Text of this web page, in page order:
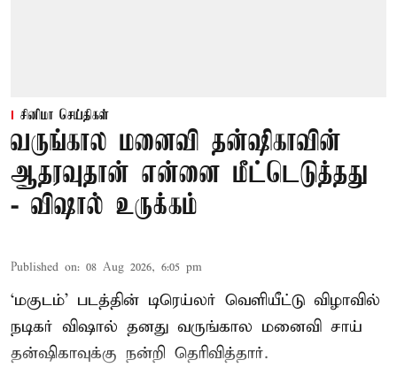
சினிமா செய்திகள்
வருங்கால மனைவி தன்ஷிகாவின்
ஆதரவுதான் என்னை மீட்டெடுத்தது
- விஷால் உருக்கம்
Published on: 08 Aug 2026, 6:05 pm
‘மகுடம்’ படத்தின் டிரெய்லர் வெளியீட்டு விழாவில்
நடிகர் விஷால் தனது வருங்கால மனைவி சாய்
தன்ஷிகாவுக்கு நன்றி தெரிவித்தார்.